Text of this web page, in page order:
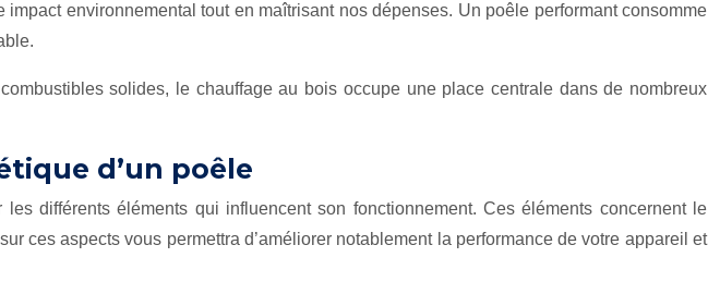
environnemental tout en maîtrisant nos dépenses. Un poêle performant consomme
solides, le chauffage au bois occupe une place centrale dans de nombreux
d’un poêle
différents éléments qui influencent son fonctionnement. Ces éléments concernent le
ces aspects vous permettra d’améliorer notablement la performance de votre appareil et